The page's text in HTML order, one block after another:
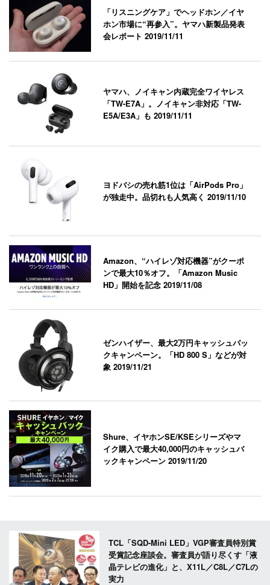
「リスニングケア」でヘッドホン／イヤ
ホン市場に“再参入”。ヤマハ新製品発表
会レポート2019/11/11
ヤマハ、ノイキャン内蔵完全ワイヤレス
「TW-E7A」。ノイキャン非対応「TW-
E5A/E3A」も2019/11/11
ヨドバシの売れ筋1位は「AirPods Pro」
が独走中。品切れも人気高く2019/11/10
Amazon、“ハイレゾ対応機器”がクーポ
ンで最大10％オフ。「Amazon Music
HD」開始を記念2019/11/08
ゼンハイザー、最大2万円キャッシュバッ
クキャンペーン。「HD 800 S」などが対
象2019/11/21
Shure、イヤホンSE/KSEシリーズやマ
イク購入で最大40,000円のキャッシュバ
ックキャンペーン2019/11/20
TCL「SQD-Mini LED」VGP審査員特別賞
受賞記念座談会。審査員が語り尽くす「液
晶テレビの進化」と、X11L／C8L／C7Lの
実力